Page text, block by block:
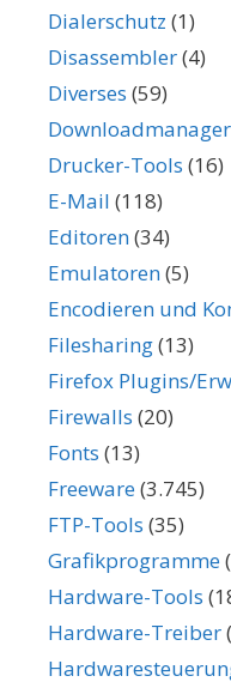
Dialerschutz (1)
Disassembler(4)
Diverses (59)
Downloadmanager
Drucker-Tools (16)
E-Mail (118)
Editoren(34)
Emulatoren(5)
Encodieren und
Filesharing(13)
Firefox Plugins/
Firewalls (20)
Fonts (13)
Freeware(3.745)
FTP-Tools (35)
Grafikprogramme
Hardware-Tools
Hardware-Treiber